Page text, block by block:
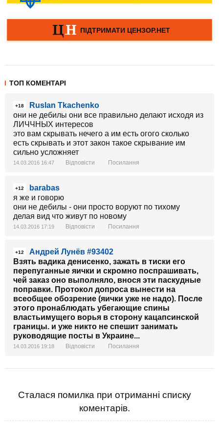
ТОП КОМЕНТАРІ
+18
Ruslan Tkachenko
они не дебилы они все правильно делают исходя из
ЛИЧЧНЫХ интересов
это вам скрывать нечего а им есть огого сколько
есть скрывать и этот закон такое скрывание им
сильно усложняет
14.03.2016 16:47 Відповісти Посилання
+12
barabas
я же и говорю
они не дебилы - они просто воруют по тихому
делая вид что живут по новому
14.03.2016 17:19 Відповісти Посилання
+12
Андрей Лунёв #93402
Взять вадика денисенко, зажать в тиски его
перепуганные яички и скромно поспрашивать,
чей заказ оно выполняло, внося эти паскудные
поправки. Протокол допроса вынести на
всеобщее обозрение (яички уже не надо). После
этого пронаблюдать убегающие спины
властьимущего ворья в сторону кацапсинской
границы. и уже никто не спешит занимать
руководящие посты в Украине...
14.03.2016 19:18 Відповісти Посилання
Сталася помилка при отриманні списку
коментарів.